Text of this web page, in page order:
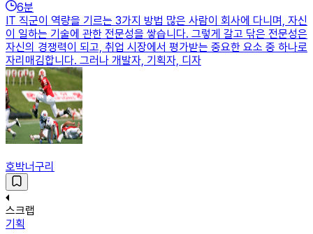
6분
IT 직군이 역량을 기르는 3가지 방법 많은 사람이 회사에 다니며, 자신
이 일하는 기술에 관한 전문성을 쌓습니다. 그렇게 갈고 닦은 전문성은
자신의 경쟁력이 되고, 취업 시장에서 평가받는 중요한 요소 중 하나로
자리매김합니다. 그러나 개발자, 기획자, 디자
호박너구리
스크랩
기획